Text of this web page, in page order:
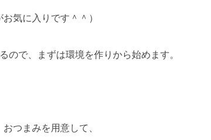
気に入りです＾＾）
で、まずは環境を作りから始めます。
つまみを用意して、